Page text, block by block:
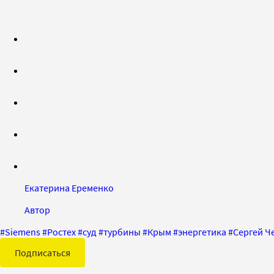
Екатерина Еременко
Автор
#Siemens#Ростех#суд#турбины #Крым #энергетика #Сергей
Подписаться